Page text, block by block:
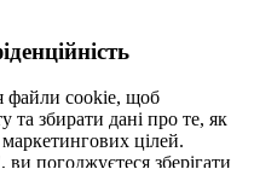
файли cookie, щоб
та збирати дані про те, як
цілей.
погоджуєтеся зберігати